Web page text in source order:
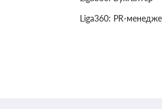
Liga360: PR-